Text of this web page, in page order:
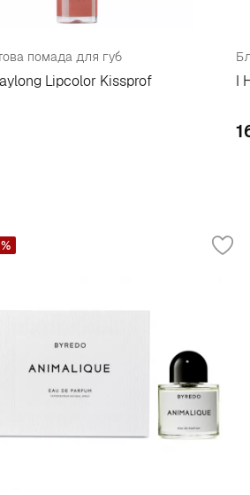
помада для губ
Lipcolor Kissprof I